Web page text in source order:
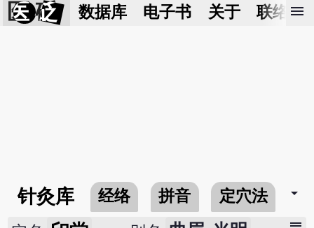
医 砭 数据库 电子书 关于 联络我
menu
针灸库 经络 拼音 定穴法 arrow_drop_down